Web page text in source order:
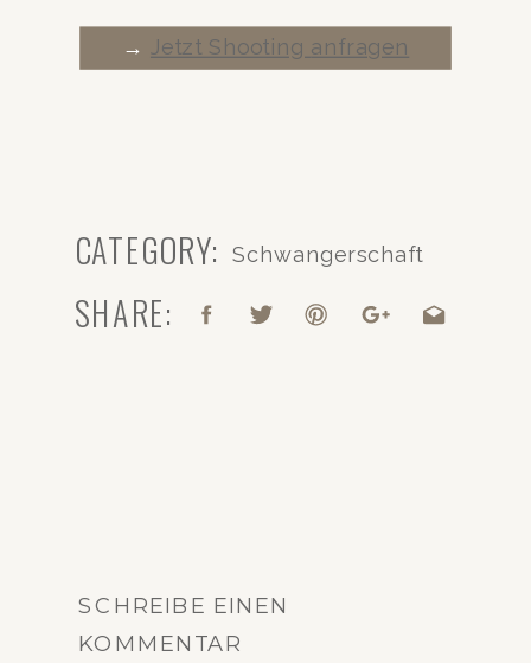
→ Jetzt Shooting anfragen
SHARE:
Schwangerschaft
CATEGORY:
SCHREIBE EINEN
KOMMENTAR